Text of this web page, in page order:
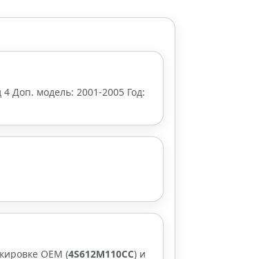
Доп. модель: 2001-2005 Год:
OEM (4S612M110CC) и